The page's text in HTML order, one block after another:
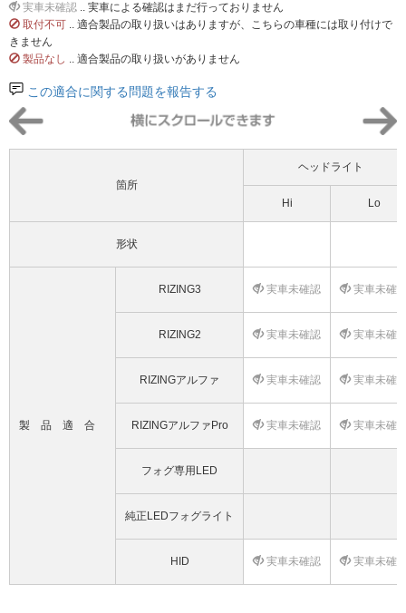
実車未確認 .. 実車による確認はまだ行っておりません
取付不可 .. 適合製品の取り扱いはありますが、こちらの車種には取り付けで
きません
製品なし .. 適合製品の取り扱いがありません
この適合に関する問題を報告する
箇所
ヘッドライト
Hi Lo
形状
製品適合
RIZING3 実車未確認 実車未確
RIZING2 実車未確認 実車未確
RIZINGアルファ 実車未確認 実車未確
RIZINGアルファPro 実車未確認 実車未確
フォグ専用LED
純正LEDフォグライト
HID 実車未確認 実車未確